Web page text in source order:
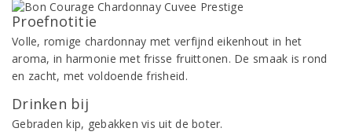
Proefnotitie
Volle, romige chardonnay met verfijnd eikenhout in het
aroma, in harmonie met frisse fruittonen. De smaak is rond
en zacht, met voldoende frisheid.
Drinken bij
Gebraden kip, gebakken vis uit de boter.